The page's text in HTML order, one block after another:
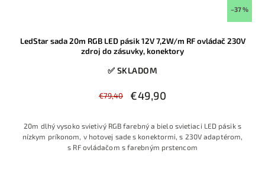
–37 %
LedStar sada 20m RGB LED pásik 12V 7,2W/m RF ovládač 230V
zdroj do zásuvky, konektory
✅ SKLADOM
€79,40 €49,90
20m dlhý vysoko svietivý RGB farebný a bielo svietiaci LED pásik s
nízkym príkonom, v hotovej sade s konektormi, s 230V adaptérom,
s RF ovládačom s farebným prstencom